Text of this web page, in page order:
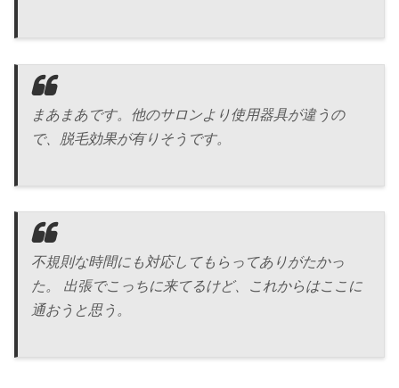
まあまあです。他のサロンより使用器具が違うの
で、脱毛効果が有りそうです。
不規則な時間にも対応してもらってありがたかっ
た。 出張でこっちに来てるけど、これからはここに
通おうと思う。